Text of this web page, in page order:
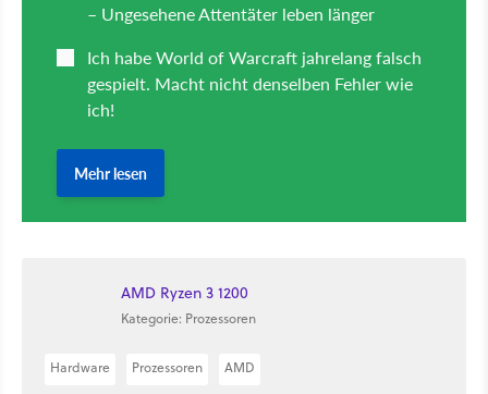
AMD Ryzen 3 1200
Kategorie: Prozessoren
Hardware Prozessoren AMD